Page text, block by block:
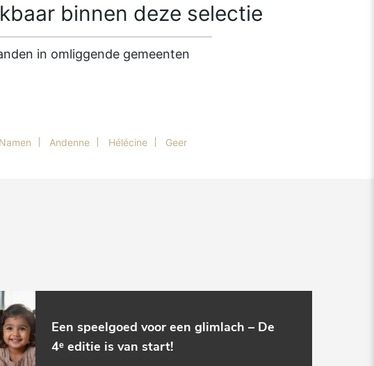
binnen deze selectie
in omliggende gemeenten
Namen Andenne Hélécine Geer
Een speelgoed voor een glimlach – De
4ᵉ editie is van start!